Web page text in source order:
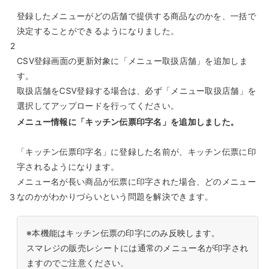
2
登録したメニューがどの店舗で提供する商品なのかを、一括で
決定することができるようになりました。
CSV登録画面の更新対象に「メニュー取扱店舗」を追加しま
す。
取扱店舗をCSV登録する場合は、必ず「メニュー取扱店舗」を
選択してアップロードを行ってください。
3
メニュー情報に「キッチン伝票印字名」を追加しました。
「キッチン伝票印字名」に登録した名前が、キッチン伝票に印
字されるようになります。
メニュー名が長い商品が伝票に印字された場合、どのメニュー
なのかがわかりづらいという問題を解決できます。
※本機能はキッチン伝票の印字にのみ反映します。
スマレジの販売レシートには通常のメニュー名が印字され
ますのでご注意ください。